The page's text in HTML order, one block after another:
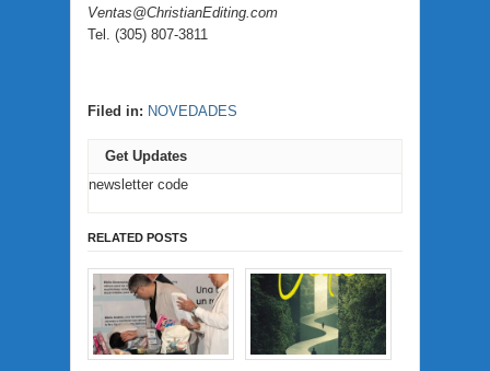
Ventas@ChristianEditing.com
Tel. (305) 807-3811
Filed in: NOVEDADES
Get Updates
newsletter code
RELATED POSTS